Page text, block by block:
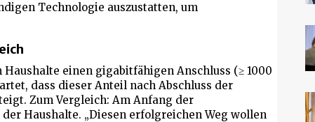
Technologie auszustatten, um
einen gigabitfähigen Anschluss (≥ 1000
dass dieser Anteil nach Abschluss der
Zum Vergleich: Am Anfang der
Haushalte. „Diesen erfolgreichen Weg wollen